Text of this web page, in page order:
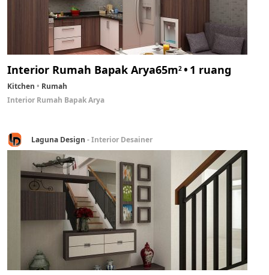
Interior Rumah Bapak Arya65m2 1 ruang
Kitchen
Rumah
Interior Rumah Bapak Arya
Laguna Design - Interior Desainer